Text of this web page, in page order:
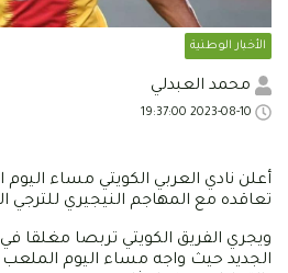
الأخبار الوطنية
محمد العبدلي
تعاقده مع المهاجم النيجيري للترجي
ويجري الفريق الكويتي تربصا مغلقا
الجديد حيث واجه مساء اليوم الملعب